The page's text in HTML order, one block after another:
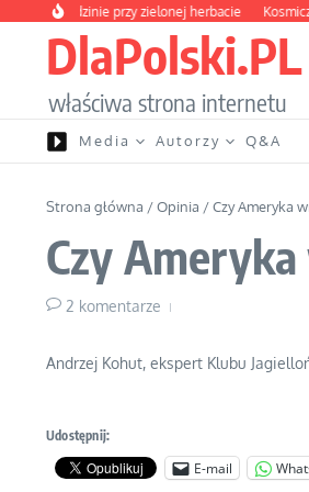
Przejdź do treści
o rodzinie przy zielonej herbacie Kosmiczny
DlaPolski.PL
właściwa strona internetu
Media Autorzy Q&A
Strona główna /Opinia /Czy Ameryka
Czy Ameryka
2 komentarze
Andrzej Kohut, ekspert Klubu
Udostępnij:
E-mail